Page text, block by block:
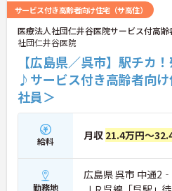
サービス付き高齢者向け住宅（サ高住）
医療法人社団仁井谷医院サービス付高
社団仁井谷医院
【広島県／呉市】駅チカ
♪サービス付き高齢者向
社員＞
給料 月収 21.4万円～
勤務地
広島県 呉市 中通